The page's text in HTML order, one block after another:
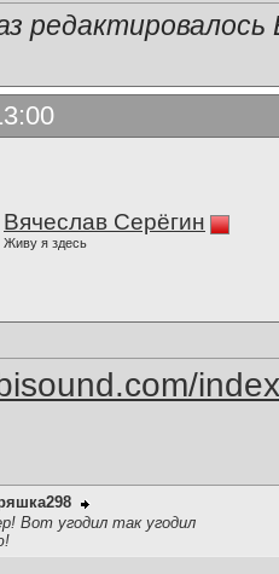
Вячеслав Серёгин
Живу я здесь
Вот угодил так угодил